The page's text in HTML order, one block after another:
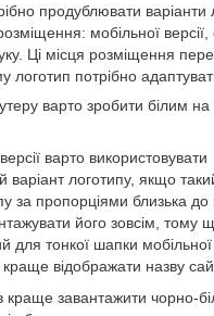
продублювати варіанти
мобільної
Ці місця розміщення
логотип потрібно
варто зробити білим
варто використовувати
варіант логотипу, якщо
за пропорціями близька до
його зовсім, тому
для тонкої шапки мобільної
відображати назву
краще завантажити чорно-